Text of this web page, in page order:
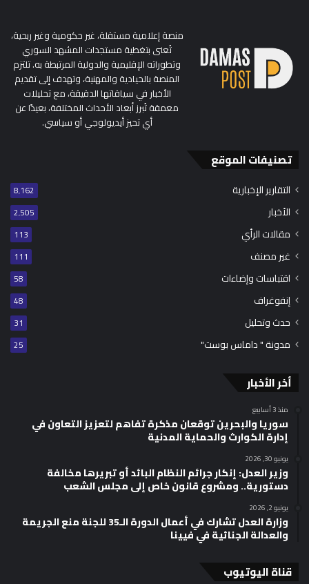
منصة إعلامية مستقلة، غير حكومية وغير ربحية،
تُعنى بتغطية مستجدات المشهد السوري
وتطوراته الإقليمية والدولية المرتبطة به. تلتزم
المنصة بالحيادية والمهنية، وتهدف إلى تقديم
الأخبار في سياقاتها الدقيقة، مع تحليلات
معمقة تُبرز أبعاد الأحداث المختلفة، بعيدًا عن
أي تحيز أيديولوجي أو سياسي.
تصنيفات الموقع
التقارير الإخبارية 8٬162
الأخبار 2٬505
مقالات الرأي 113
غير مصنف 111
اقتباسات وإضاءات 58
إنفوغراف 48
حدث وتحليل 31
مدونة " داماس بوست" 25
أخر الأخبار
منذ 3 أسابيع
سوريا والبحرين توقعان مذكرة تفاهم لتعزيز التعاون في
إدارة الكوارث والحماية المدنية
يونيو 30, 2026
وزير العدل: إنكار جرائم النظام البائد أو تبريرها مخالفة
دستورية.. ومشروع قانون خاص إلى مجلس الشعب
يونيو 2, 2026
وزارة العدل تشارك في أعمال الدورة الـ35 للجنة منع الجريمة
والعدالة الجنائية في فيينا
قناة اليوتيوب